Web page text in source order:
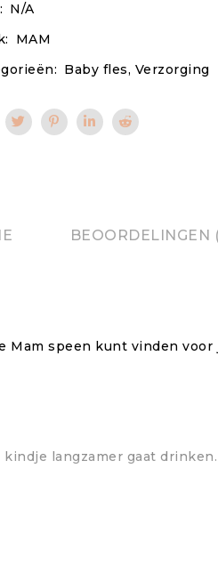
N/A
MAM
Baby fles, Verzorging
BEOORDELINGEN
speen kunt vinden voor
langzamer gaat drinken.